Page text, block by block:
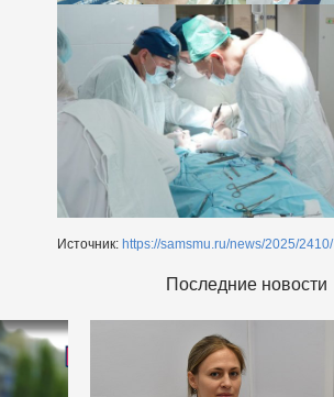
Источник: https://samsmu.ru/news/2025/2410/
Последние новости